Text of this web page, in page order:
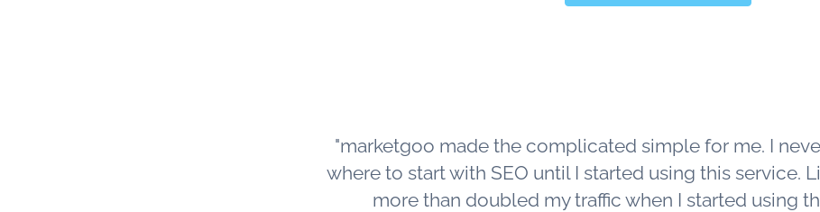
"marketgoo made the complicated simple for me. I
where to start with SEO until I started using this service.
more than doubled my traffic when I started using